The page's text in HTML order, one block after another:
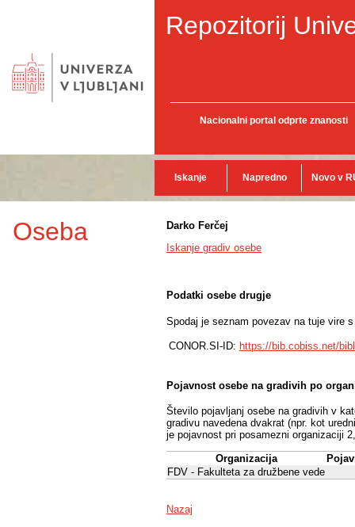
Repozitorij
Nacionalni portal odprte znanosti
Iskanje Napredno Novo v
Oseba
Darko Ferčej
Iskanje gradiv osebe
Podatki osebe drugje
Spodaj je seznam povezav na tuje vire
CONOR.SI-ID: https://bib.cobiss.net/
Pojavnost osebe na gradivih po
Število pojavljanj osebe na gradivih v
gradivu navedena dvakrat (npr. kot
je pojavnost pri posamezni organizaciji
Organizacija
FDV - Fakulteta za družbene vede
Nazaj